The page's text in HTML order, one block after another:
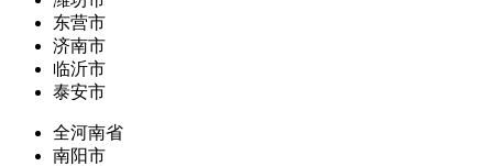
东营市
济南市
临沂市
泰安市
全河南省
南阳市